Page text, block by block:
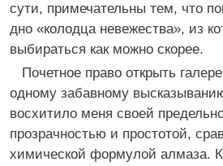
сути, примечательны тем, что
дно «колодца невежества», из
выбираться как можно скорее.
Почетное право открыть
одному забавному
восхитило меня своей
прозрачностью и простотой,
химической формулой алмаза.